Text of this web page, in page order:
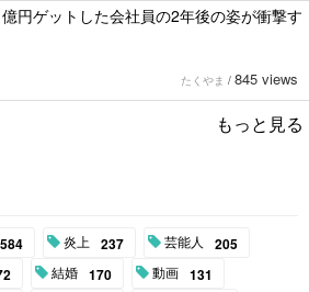
円ゲットした会社員の2年後の姿が衝撃す
たくやま / 845 views
もっと見る
584 炎上 237 芸能人 205
結婚 170 動画 131